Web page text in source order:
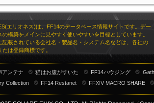
エリオネス)は、FF14のデータベース情報サイトです。デー
の構築をメインに見やすく使いやすいを目標としています。
記載されている会社名・製品名・システム名などは、各社の
たは登録商標です。
アンテナ 猫はお腹がすいた FF14ハウジング
Collection FF14 Restanet FFXIV MACRO SHARE